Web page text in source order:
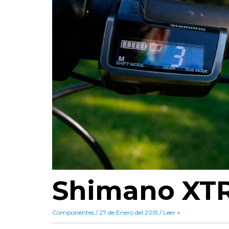
Shimano
Componentes / 27 de Enero del 2015 / Leer +